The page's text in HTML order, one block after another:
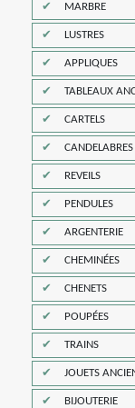
MARBRE
LUSTRES
APPLIQUES
TABLEAUX
CARTELS
CANDELABRES
REVEILS
PENDULES
ARGENTERIE
CHEMINÉES
CHENETS
POUPÉES
TRAINS
JOUETS
BIJOUTERIE